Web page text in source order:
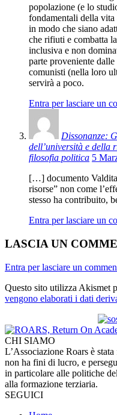
popolazione (e lo
fondamentali della
in modo che siano
che rifiuti e combatta
inclusiva e non
parte proveniente
comunisti (nella loro
servirà a poco.
Entra per lasciare un
Dissonanze:
dell’università e della
filosofia politica 5
[…] documento
risorse” non come
stesso ha contribuito,
Entra per lasciare un
LASCIA UN
Entra per lasciare un
Questo sito utilizza Akismet
vengono elaborati i dati
CHI SIAMO
L’Associazione Roars è
non ha fini di lucro, e
in particolare alle politiche
alla formazione terziaria.
SEGUICI